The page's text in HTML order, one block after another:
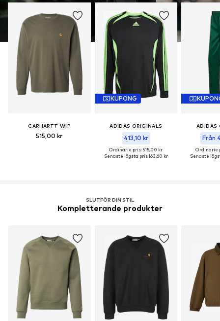
CARHARTT WIP
515,00 kr
KUPONG
ADIDAS ORIGINALS
413,10 kr
Ordinarie pris: 515,00 kr
Senaste lägsta pris:163,60 kr
ADIDAS
Från
Ordinarie
Senaste
SLUTFÖR DIN STIL
Kompletterande produkter